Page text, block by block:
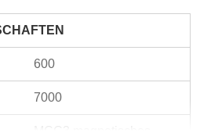
600
7000